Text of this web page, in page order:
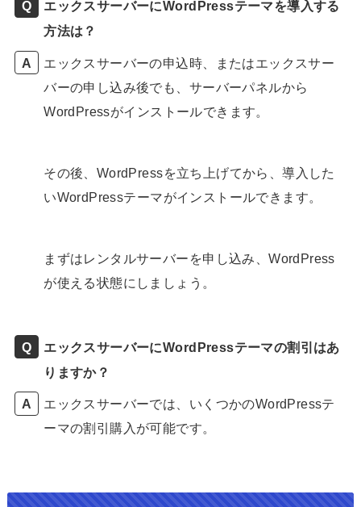
エックスサーバーにWordPressテーマを導入する
方法は？
エックスサーバーの申込時、またはエックスサー
バーの申し込み後でも、サーバーパネルから
WordPressがインストールできます。
その後、WordPressを立ち上げてから、導入した
いWordPressテーマがインストールできます。
まずはレンタルサーバーを申し込み、WordPress
が使える状態にしましょう。
エックスサーバーにWordPressテーマの割引はあ
りますか？
エックスサーバーでは、いくつかのWordPressテ
ーマの割引購入が可能です。